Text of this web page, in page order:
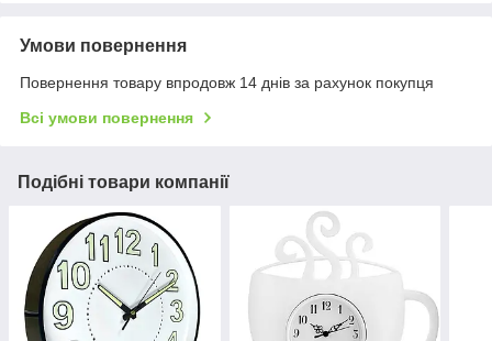
Умови повернення
Повернення товару впродовж 14 днів за рахунок покупця
Всі умови повернення
Подібні товари компанії